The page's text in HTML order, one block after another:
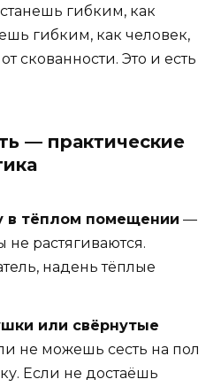
гибким, как
гибким, как человек,
скованности. Это и есть
— практические
в тёплом помещении —
растягиваются.
надень тёплые
или свёрнутые
не можешь сесть на пол
Если не достаёшь